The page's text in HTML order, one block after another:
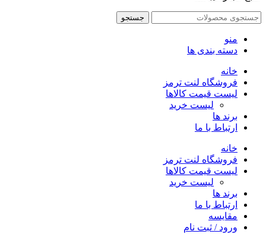
جستجو
منو
دسته بندی ها
خانه
فروشگاه لنت ترمز
لیست قیمت کالاها
لیست خرید
برند ها
ارتباط با ما
خانه
فروشگاه لنت ترمز
لیست قیمت کالاها
لیست خرید
برند ها
ارتباط با ما
مقایسه
ورود / ثبت نام